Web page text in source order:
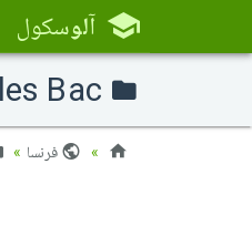
آلوسكول
فرنسا